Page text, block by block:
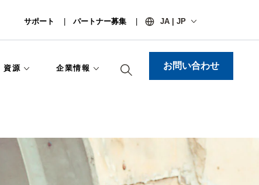
サポート パートナー募集 JA | JP
資源 企業情報​ お問い合わせ